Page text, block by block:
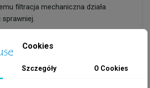
filtracja mechaniczna działa
sprawniej.
HW-303 IN/OUT:
Cookies
Szczegóły O Cookies